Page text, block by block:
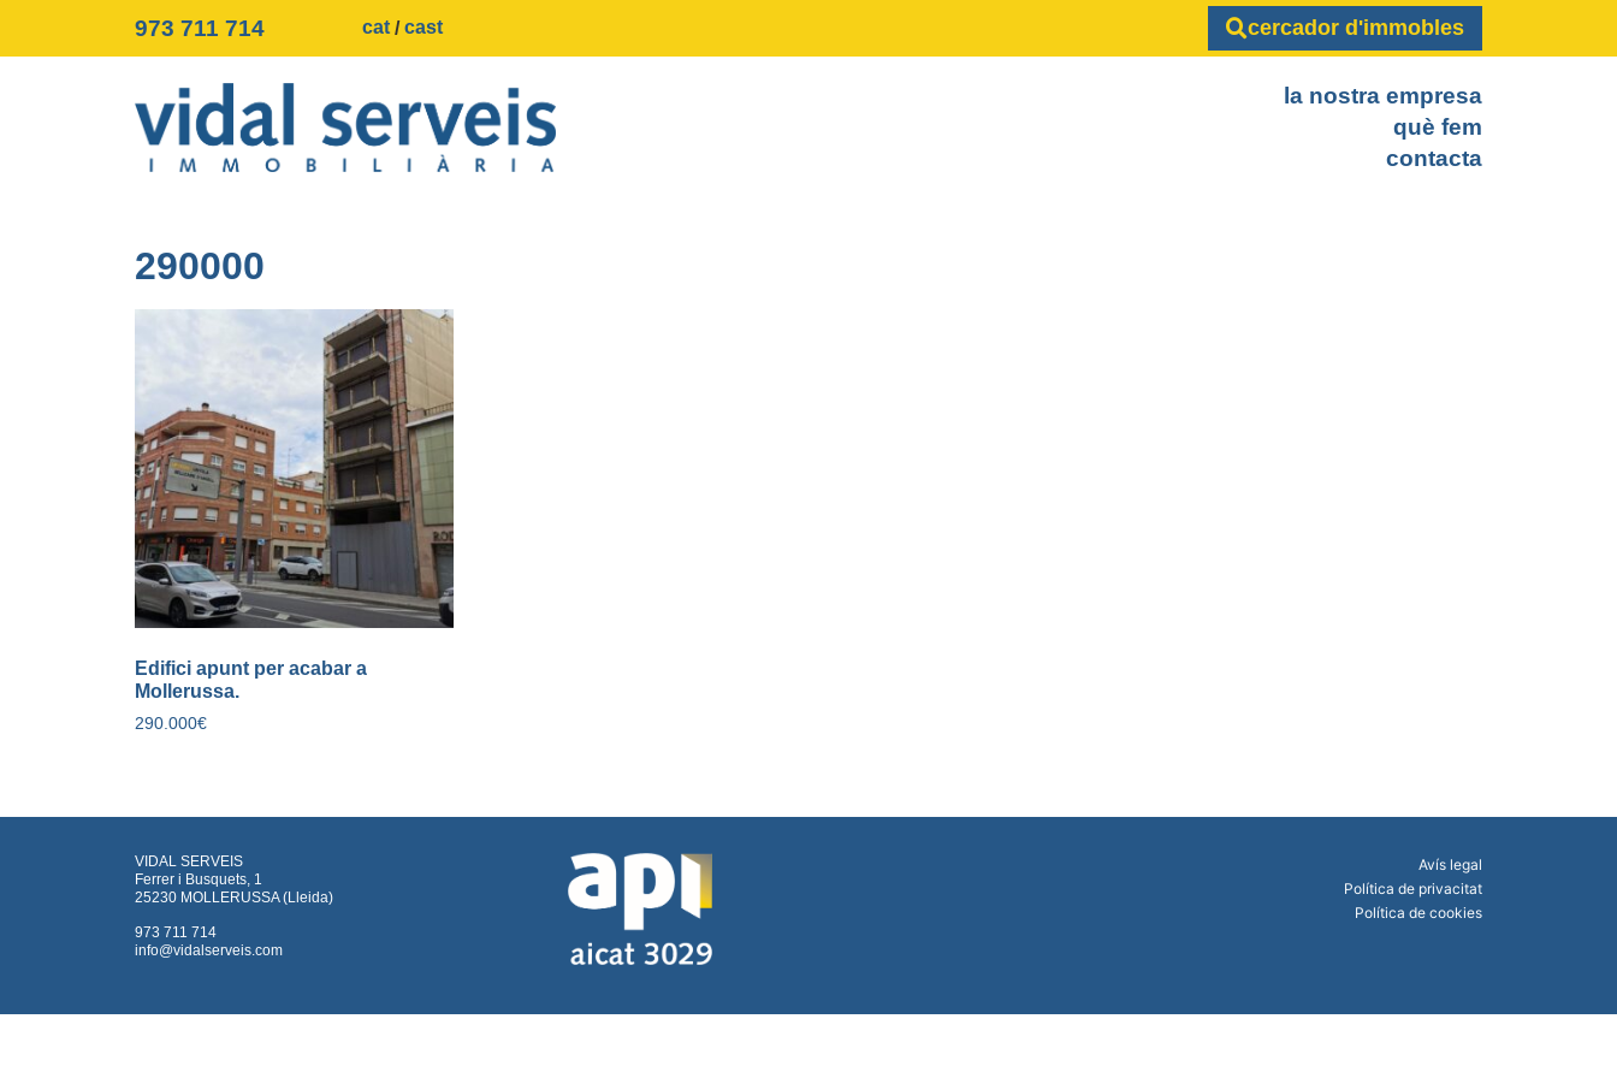
973 711 714 cat cast cercador d'immobles
la nostra empresa
què fem
contacta
290000
Edifici apunt per acabar a
Mollerussa.
290.000€
VIDAL SERVEIS
Ferrer i Busquets, 1
25230 MOLLERUSSA (Lleida)
973 711 714
info@vidalserveis.com
Avís legal
Política de privacitat
Política de cookies